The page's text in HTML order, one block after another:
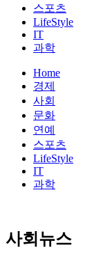
스포츠
LifeStyle
IT
과학
Home
경제
사회
문화
연예
스포츠
LifeStyle
IT
과학
사회뉴스